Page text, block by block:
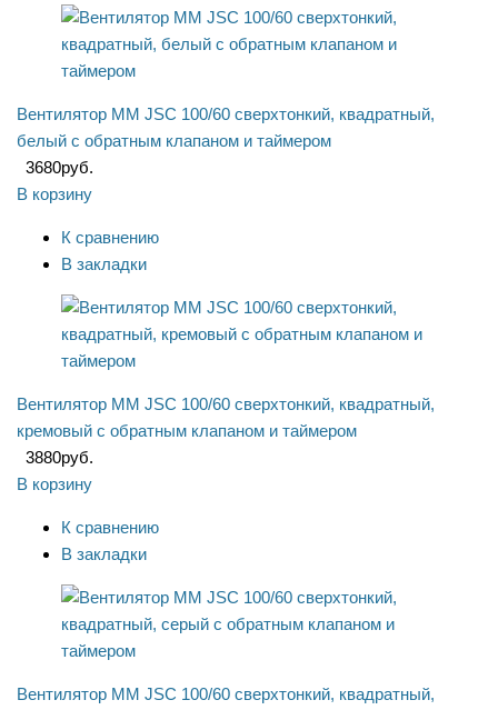
Вентилятор ММ JSC 100/60 сверхтонкий, квадратный,
белый с обратным клапаном и таймером
3680руб.
В корзину
К сравнению
В закладки
Вентилятор ММ JSC 100/60 сверхтонкий, квадратный,
кремовый с обратным клапаном и таймером
3880руб.
В корзину
К сравнению
В закладки
Вентилятор ММ JSC 100/60 сверхтонкий, квадратный,